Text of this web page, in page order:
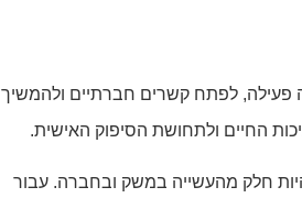
פעילה, לפתח קשרים חברתיים ולהמשיך
החיים ולתחושת הסיפוק האישית.
חלק מהעשייה במשק ובחברה. עבור